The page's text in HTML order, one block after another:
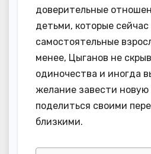
доверительные
детьми, которые сейчас
самостоятельные
менее, Цыганов не
одиночества и иногда
желание завести новую
поделиться своими
близкими.